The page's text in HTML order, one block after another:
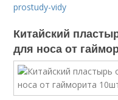
prostudy-vidy
Китайский
для носа от